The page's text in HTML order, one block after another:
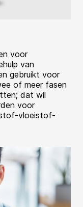
voor
van
gebruikt voor
of meer fasen
dat wil
voor
vloeistof-